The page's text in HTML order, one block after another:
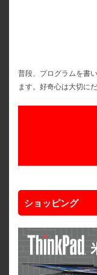
普段、プログラムを書
ます。好奇心は大切にだ
ショッピング